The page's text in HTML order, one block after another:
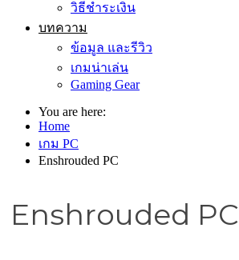
วิธีชำระเงิน
บทความ
ข้อมูล และรีวิว
เกมน่าเล่น
Gaming Gear
You are here:
Home
เกม PC
Enshrouded PC
Enshrouded PC